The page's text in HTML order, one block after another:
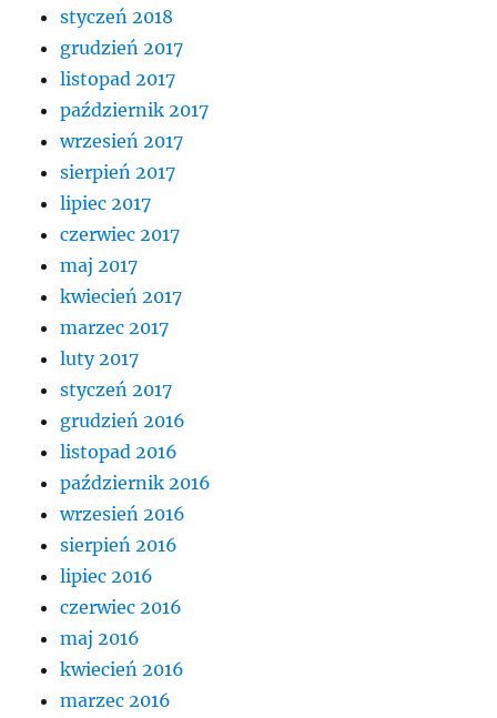
styczeń 2018
grudzień 2017
listopad 2017
październik 2017
wrzesień 2017
sierpień 2017
lipiec 2017
czerwiec 2017
maj 2017
kwiecień 2017
marzec 2017
luty 2017
styczeń 2017
grudzień 2016
listopad 2016
październik 2016
wrzesień 2016
sierpień 2016
lipiec 2016
czerwiec 2016
maj 2016
kwiecień 2016
marzec 2016